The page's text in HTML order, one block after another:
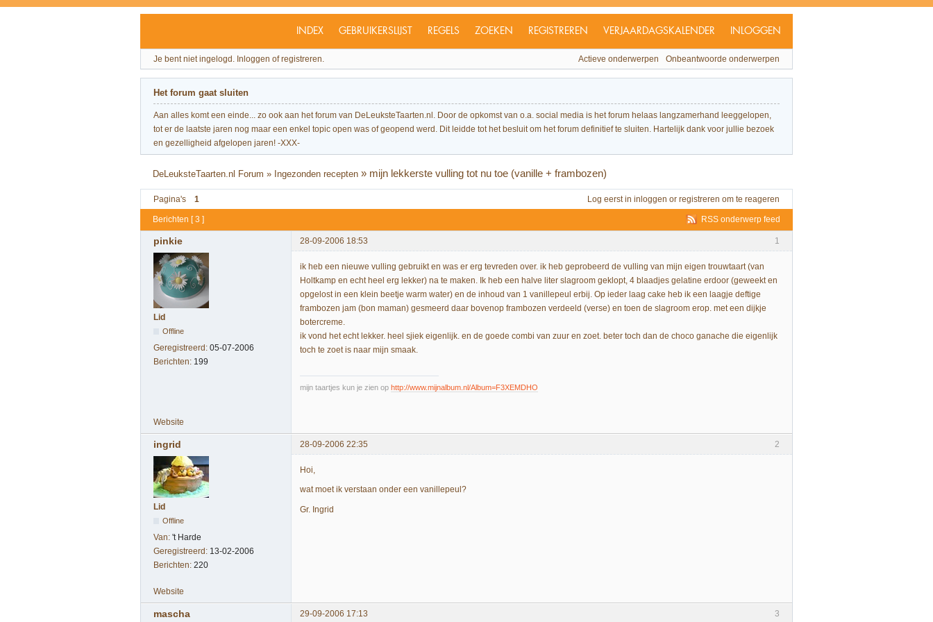
INDEX GEBRUIKERSLIJST REGELS ZOEKEN REGISTREREN VERJAARDAGSKALENDER INLOGGEN
Je bent niet ingelogd. Inloggen of registreren. Actieve onderwerpen Onbeantwoorde onderwerpen
Het forum gaat sluiten
Aan alles komt een einde... zo ook aan het forum van DeLeuksteTaarten.nl. Door de opkomst van o.a. social media is het forum helaas langzamerhand leeggelopen,
tot er de laatste jaren nog maar een enkel topic open was of geopend werd. Dit leidde tot het besluit om het forum definitief te sluiten. Hartelijk dank voor jullie bezoek
en gezelligheid afgelopen jaren! -XXX-
DeLeuksteTaarten.nl Forum » Ingezonden recepten » mijn lekkerste vulling tot nu toe (vanille + frambozen)
Pagina's 1 Log eerst in inloggen or registreren om te reageren
RSS onderwerp feed
Berichten [ 3 ]
1
pinkie 28-09-2006 18:53
Lid
Offline
Geregistreerd: 05-07-2006
Berichten: 199
ik heb een nieuwe vulling gebruikt en was er erg tevreden over. ik heb geprobeerd de vulling van mijn eigen trouwtaart (van
Holtkamp en echt heel erg lekker) na te maken. Ik heb een halve liter slagroom geklopt, 4 blaadjes gelatine erdoor (geweekt en
opgelost in een klein beetje warm water) en de inhoud van 1 vanillepeul erbij. Op ieder laag cake heb ik een laagje deftige
frambozen jam (bon maman) gesmeerd daar bovenop frambozen verdeeld (verse) en toen de slagroom erop. met een dijkje
botercreme.
ik vond het echt lekker. heel sjiek eigenlijk. en de goede combi van zuur en zoet. beter toch dan de choco ganache die eigenlijk
toch te zoet is naar mijn smaak.
mijn taartjes kun je zien op http://www.mijnalbum.nl/Album=F3XEMDHO
Website
2
ingrid 28-09-2006 22:35
Lid
Offline
Van: 't Harde
Geregistreerd: 13-02-2006
Berichten: 220
Hoi,
wat moet ik verstaan onder een vanillepeul?
Gr. Ingrid
Website
3
mascha 29-09-2006 17:13